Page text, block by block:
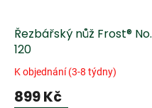
Řezbářský nůž Frost® No.
120
K objednání (3-8 týdny)
899 Kč